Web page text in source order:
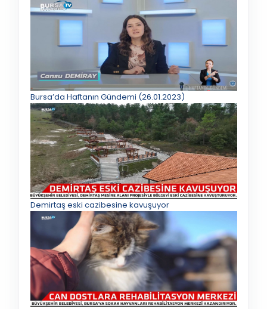
Bursa’da Haftanın Gündemi (26.01.2023)
Demirtaş eski cazibesine kavuşuyor